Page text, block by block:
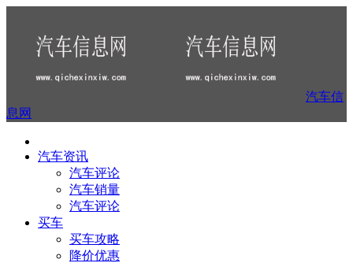
汽车信
息网
汽车资讯
汽车评论
汽车销量
汽车评论
买车
买车攻略
降价优惠